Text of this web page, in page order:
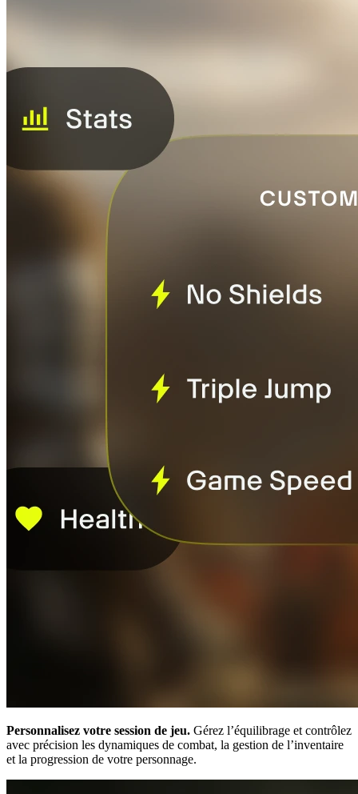
Personnalisez votre session de jeu. Gérez l’équilibrage et contrôlez
avec précision les dynamiques de combat, la gestion de l’inventaire
et la progression de votre personnage.